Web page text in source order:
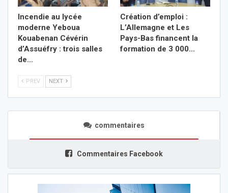
Incendie au lycée
moderne Yeboua
Kouabenan Cévérin
d’Assuéfry : trois salles
de…
Création d’emploi :
L’Allemagne et Les
Pays-Bas financent la
formation de 3 000…
PREV NEXT
commentaires
Commentaires Facebook